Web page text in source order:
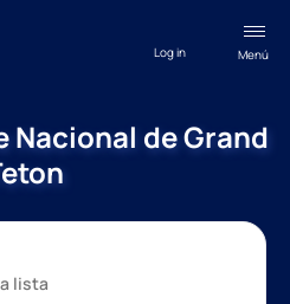
Menú
Log in
Nacional de Grand